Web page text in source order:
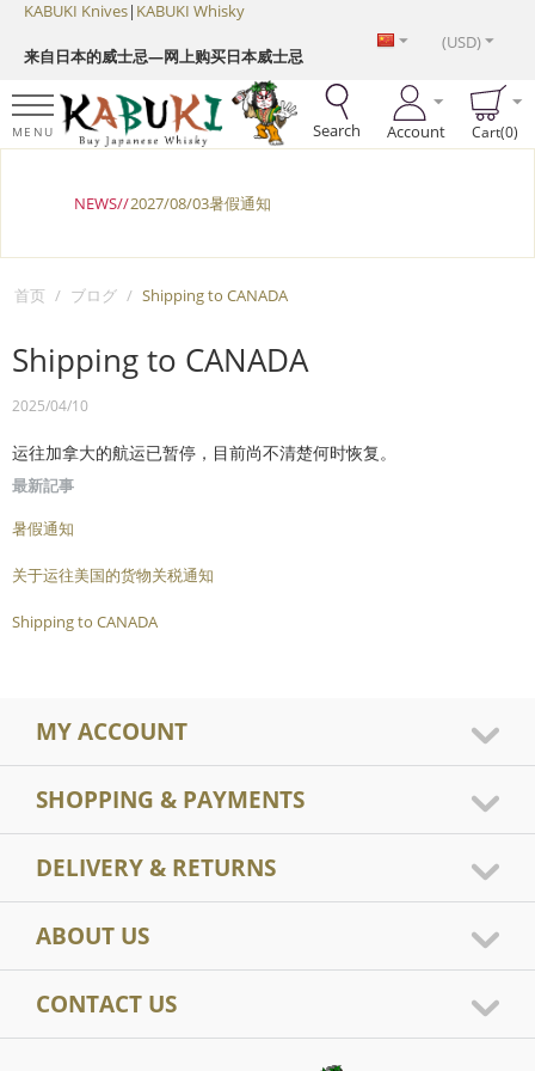
KABUKI Knives| KABUKI Whisky
来自日本的威士忌—网上购买日本威士忌
(USD)
MENU Search Account Cart(0)
NEWS//2027/08/03暑假通知
首页 / ブログ / Shipping to CANADA
Shipping to CANADA
2025/04/10
运往加拿大的航运已暂停，目前尚不清楚何时恢复。
最新記事
暑假通知
关于运往美国的货物关税通知
Shipping to CANADA
MY ACCOUNT
SHOPPING & PAYMENTS
DELIVERY & RETURNS
ABOUT US
CONTACT US